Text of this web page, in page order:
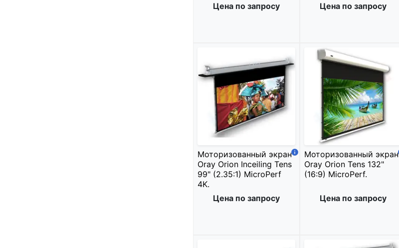
Цена по запросу
Цена по запросу
Моторизованный экран
Oray Orion Inceiling Tens
99" (2.35:1) MicroPerf
4K.
Цена по запросу
Моторизованный экран
Oray Orion Tens 132"
(16:9) MicroPerf.
Цена по запросу